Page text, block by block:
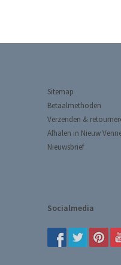
Sitemap
Betaalmethoden
Verzenden &
Afhalen in Nieuw
Nieuwsbrief
Socialmedia